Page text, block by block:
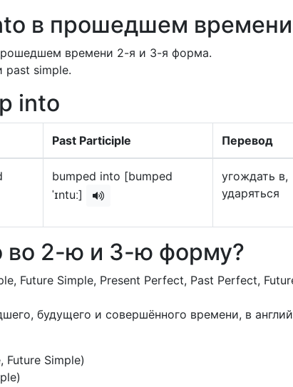
в прошедшем времени
времени 2-я и 3-я форма.
past simple.
into
Past Participle Перевод
bumped into [bumped
ˈɪntuː]
угождать в,
ударяться
во 2-ю и 3-ю форму?
Future Simple, Present Perfect, Past Perfect,
будущего и совершённого времени, в
Future Simple)